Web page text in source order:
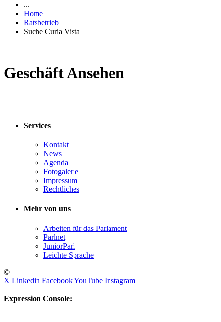
...
Home
Ratsbetrieb
Suche Curia Vista
Geschäft Ansehen
Services
Kontakt
News
Agenda
Fotogalerie
Impressum
Rechtliches
Mehr von uns
Arbeiten für das Parlament
Parlnet
JuniorParl
Leichte Sprache
©
X Linkedin FacebookYouTube Instagram
Expression Console: